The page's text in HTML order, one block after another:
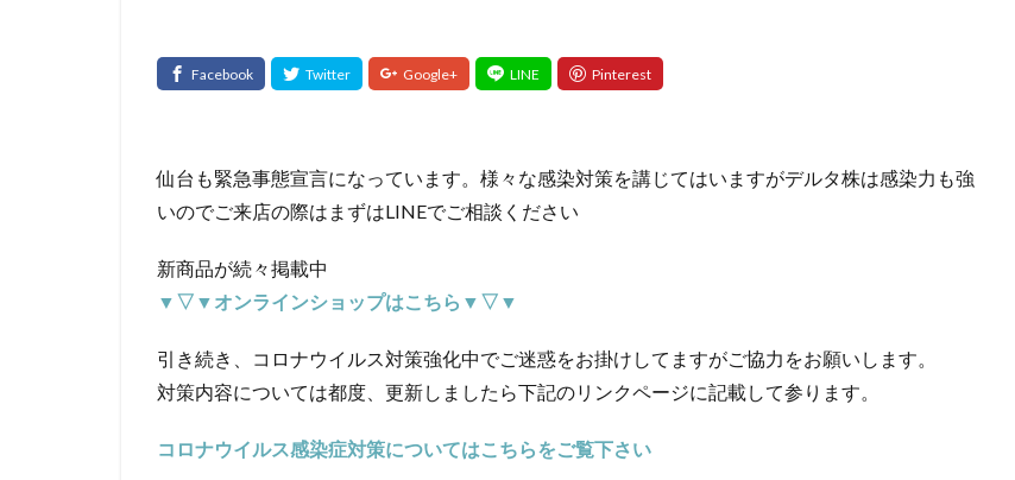
仙台も緊急事態宣言になっています。様々な感染対策を講じてはいますがデルタ株は感染力も強
いのでご来店の際はまずはLINEでご相談ください
新商品が続々掲載中
▼▽▼オンラインショップはこちら▼▽▼
引き続き、コロナウイルス対策強化中でご迷惑をお掛けしてますがご協力をお願いします。
対策内容については都度、更新しましたら下記のリンクページに記載して参ります。
コロナウイルス感染症対策についてはこちらをご覧下さい